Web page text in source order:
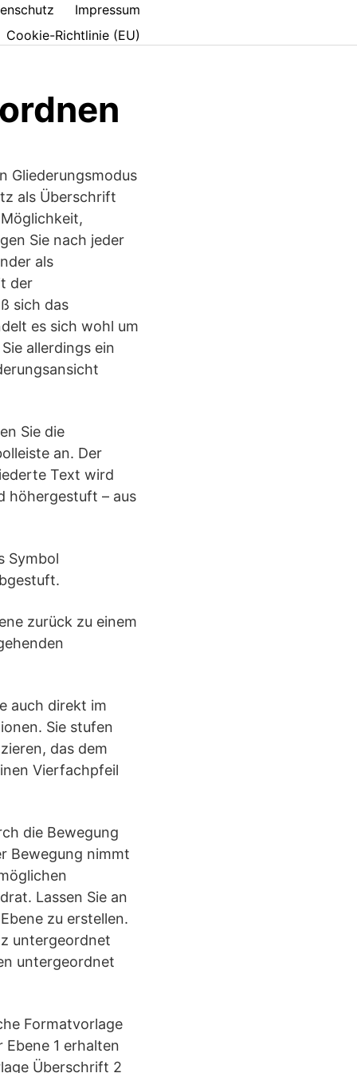
Impressum
Cookie-Richtlinie (EU)
Gliederungsmodus
als Überschrift
Sie nach jeder
als
der
sich das
es sich wohl um
allerdings ein
Sie die
an. Der
Text wird
höhergestuft – aus
Symbol
zurück zu einem
auch direkt im
Sie stufen
das dem
Vierfachpfeil
die Bewegung
Bewegung nimmt
Lassen Sie an
zu erstellen.
untergeordnet
untergeordnet
Formatvorlage
1 erhalten
Überschrift 2